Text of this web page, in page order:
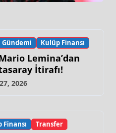
Gündemi Kulüp Finansı
Lemina’dan
İtirafı!
2026
Finansı Transfer